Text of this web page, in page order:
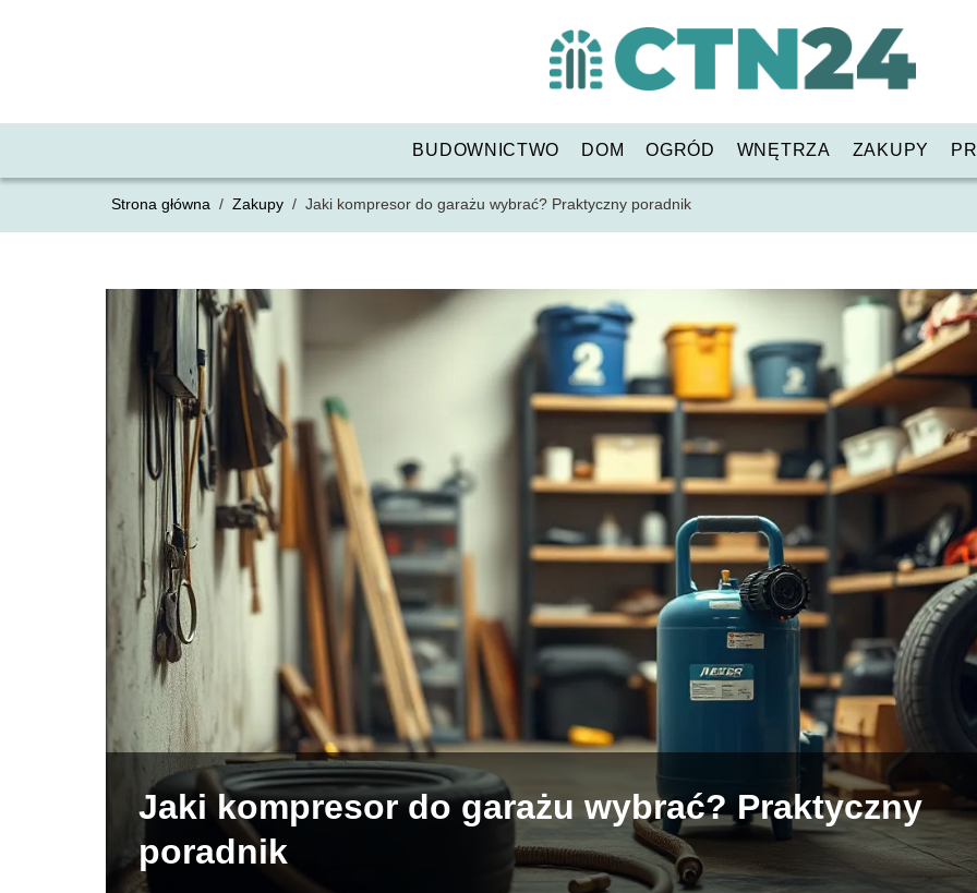
BUDOWNICTWO DOM OGRÓD WNĘTRZA ZAKUPY
Strona główna / Zakupy / Jaki kompresor do garażu wybrać? Praktyczny poradnik
Jaki kompresor do garażu wybrać? Praktyczny
poradnik